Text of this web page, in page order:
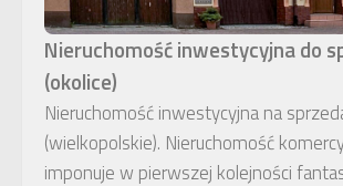
Nieruchomość inwestycyjna do
(okolice)
Nieruchomość inwestycyjna na
(wielkopolskie). Nieruchomość
imponuje w pierwszej kolejności